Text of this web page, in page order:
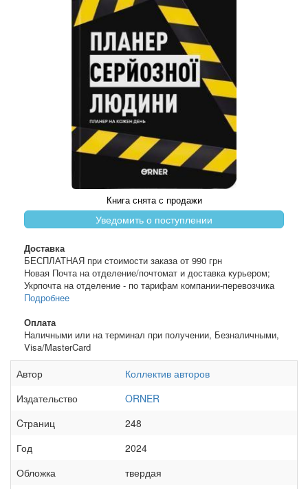
Книга снята с продажи
Уведомить о поступлении
Доставка
БЕСПЛАТНАЯ при стоимости заказа от 990 грн
Новая Почта на отделение/почтомат и доставка курьером;
Укрпочта на отделение - по тарифам компании-перевозчика
Подробнее
Оплата
Наличными или на терминал при получении, Безналичными,
Visa/MasterCard
Автор
Коллектив авторов
Издательство
ORNER
Cтраниц
248
Год
2024
Обложка
твердая